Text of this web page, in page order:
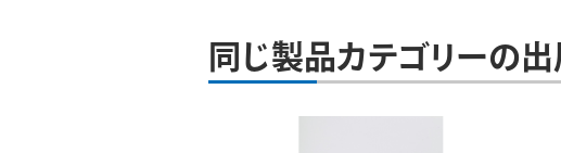
同じ製品カテゴリーの出